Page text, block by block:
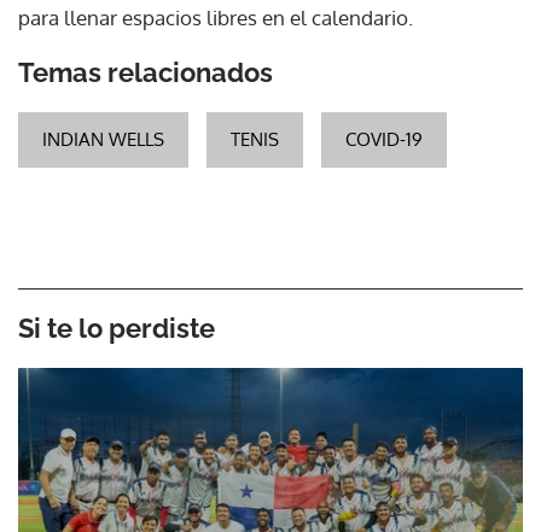
para llenar espacios libres en el calendario.
Temas relacionados
INDIAN WELLS TENIS COVID-19
Si te lo perdiste